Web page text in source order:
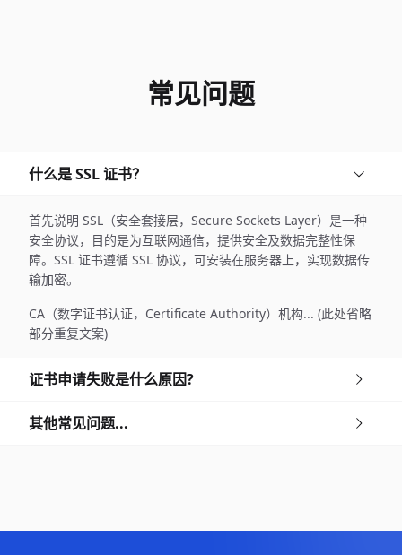
常见问题
什么是 SSL 证书？
首先说明 SSL（安全套接层，Secure Sockets Layer）是一种
安全协议，目的是为互联网通信，提供安全及数据完整性保
障。SSL 证书遵循 SSL 协议，可安装在服务器上，实现数据传
输加密。
CA（数字证书认证，Certificate Authority）机构... (此处省略
部分重复文案)
证书申请失败是什么原因?
其他常见问题...